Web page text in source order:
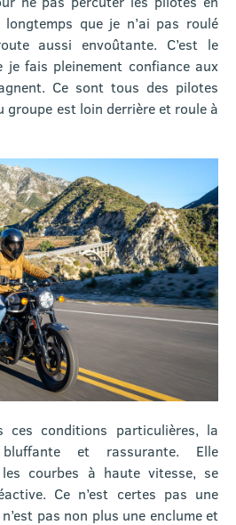
que je n’ai pas roulé
aussi envoûtante. C’est le
je fais pleinement confiance aux
Ce sont tous des pilotes
groupe est loin derrière et roule à
ces conditions particulières, la
et rassurante. Elle
les courbes à haute vitesse, se
Ce n’est certes pas une
pas non plus une enclume et